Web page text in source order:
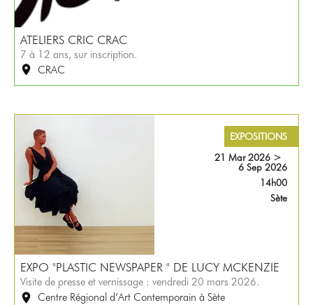
ATELIERS CRIC CRAC
7 à 12 ans, sur inscription.
CRAC
EXPOSITIONS
21 Mar 2026 >
6 Sep 2026
14h00
Sète
EXPO "PLASTIC NEWSPAPER " DE LUCY MCKENZIE
Visite de presse et vernissage : vendredi 20 mars 2026.
Centre Régional d’Art Contemporain à Sète